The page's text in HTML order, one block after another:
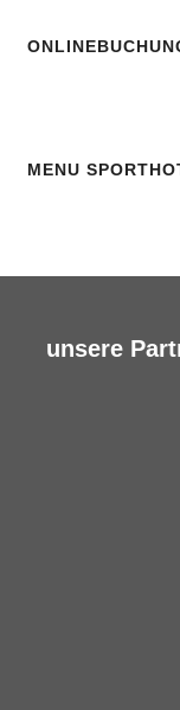
MENU
unsere